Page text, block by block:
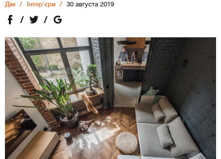
Дiм Інтер'єри 30 августа 2019